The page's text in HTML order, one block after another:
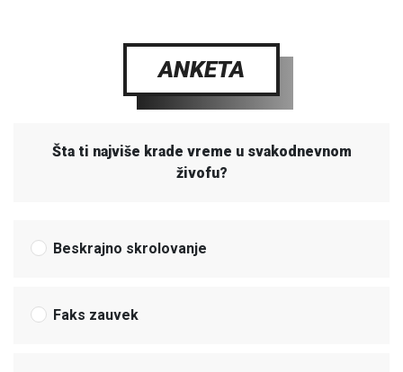
ANKETA
Šta ti najviše krade vreme u svakodnevnom
živofu?
Beskrajno skrolovanje
Faks zauvek